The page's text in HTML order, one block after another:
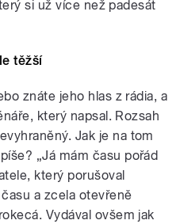
si už více než padesát
těžší
znáte jeho hlas z rádia, a
který napsal. Rozsah
Jak je na tom
„Já mám času pořád
který porušoval
a zcela otevřeně
Vydával ovšem jak